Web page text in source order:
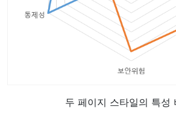
두 페이지 스타일의 특성